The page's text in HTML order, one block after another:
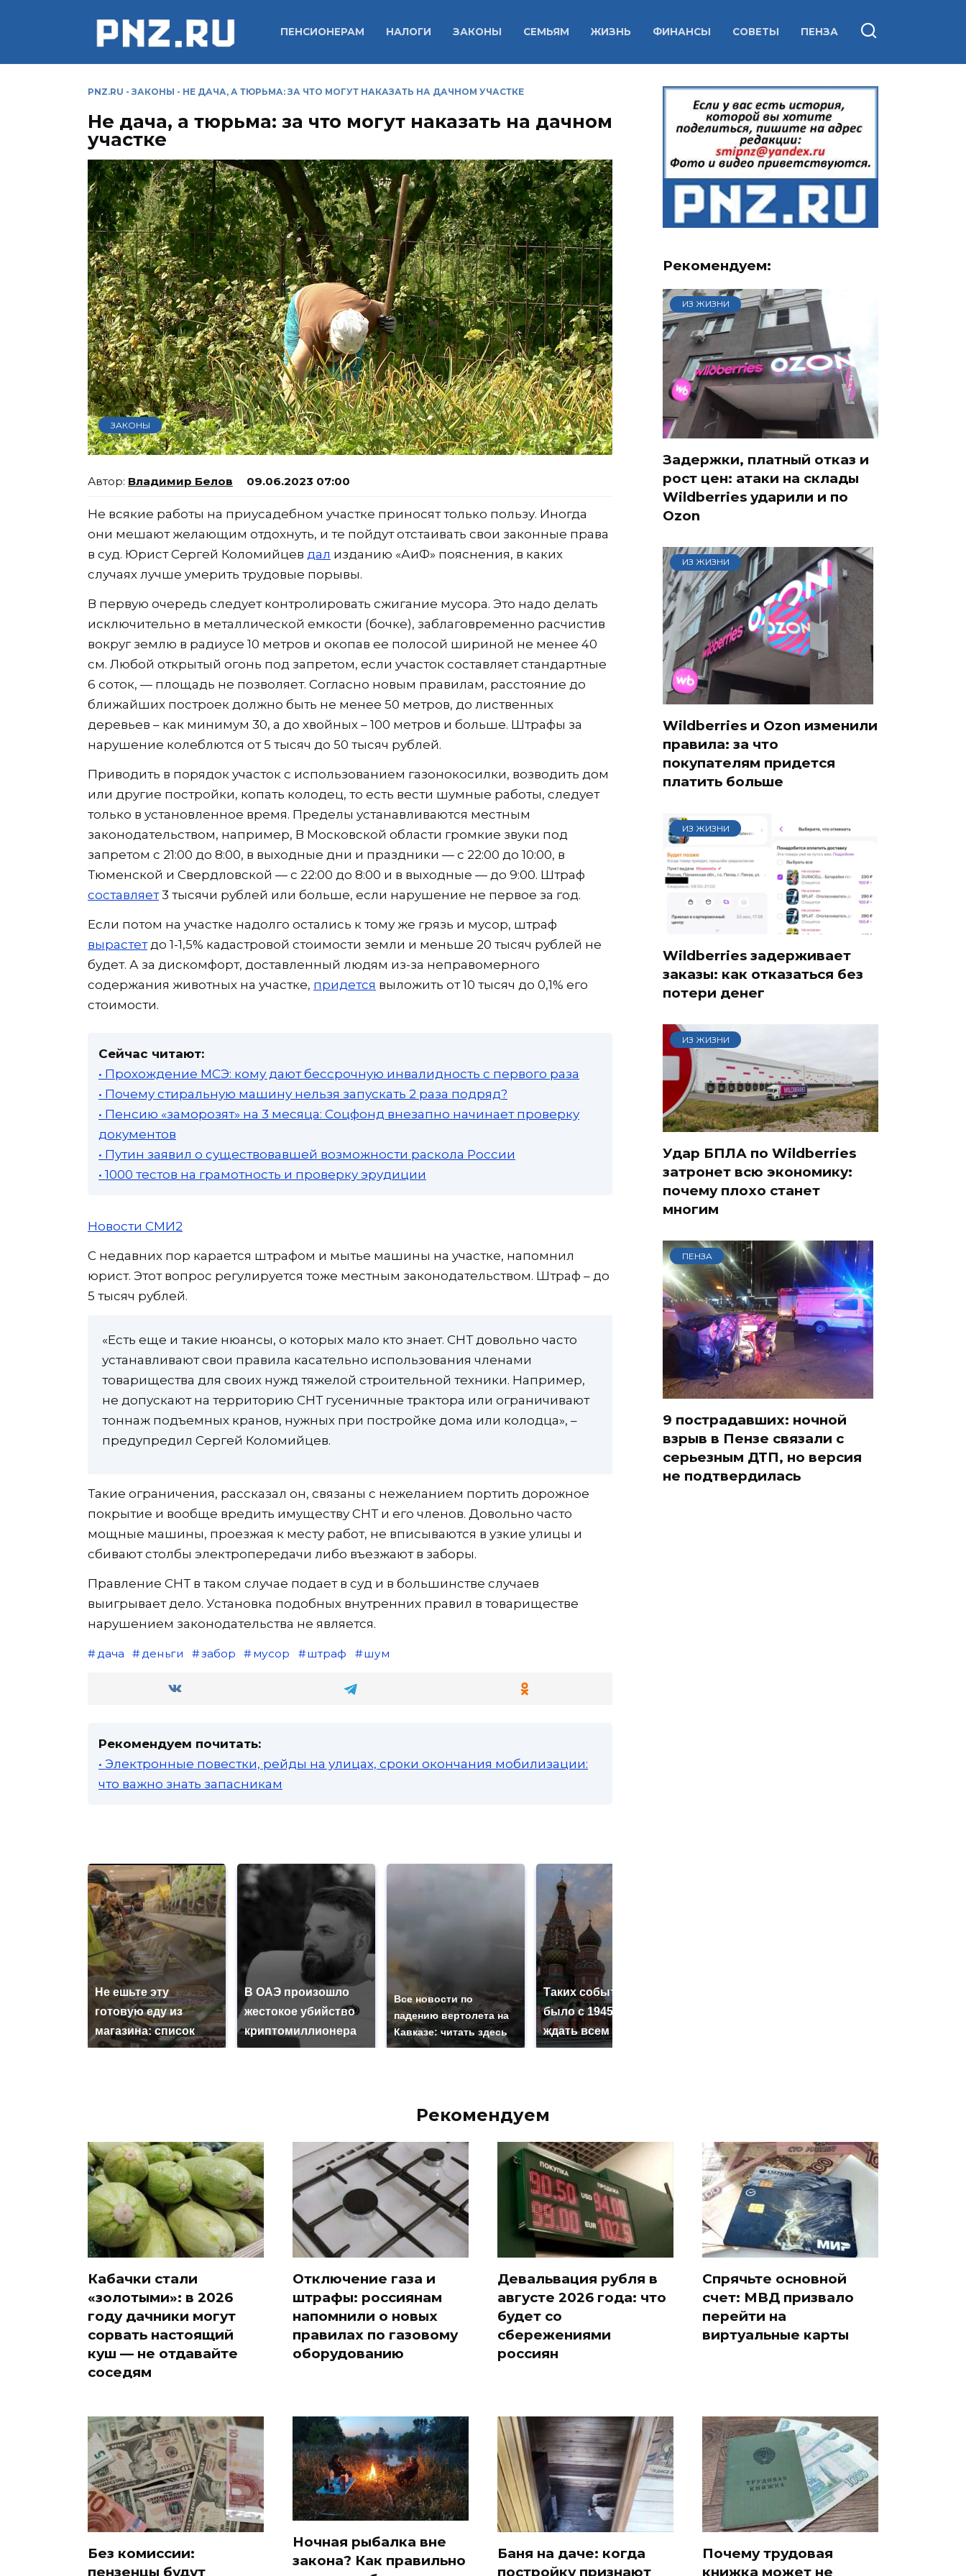
ПЕНСИОНЕРАМ НАЛОГИ ЗАКОНЫ СЕМЬЯМ ЖИЗНЬ ФИНАНСЫ СОВЕТЫ ПЕНЗА
PNZ.RU - ЗАКОНЫ - НЕ ДАЧА, А ТЮРЬМА: ЗА ЧТО МОГУТ НАКАЗАТЬ НА ДАЧНОМ УЧАСТКЕ
Не дача, а тюрьма: за что могут наказать на дачном
участке
ЗАКОНЫ
Владимир Белов 09.06.2023 07:00
Не всякие работы на приусадебном участке приносят только пользу. Иногда
они мешают желающим отдохнуть, и те пойдут отстаивать свои законные права
в суд. Юрист Сергей Коломийцев дал изданию «АиФ» пояснения, в каких
случаях лучше умерить трудовые порывы.
В первую очередь следует контролировать сжигание мусора. Это надо делать
исключительно в металлической емкости (бочке), заблаговременно расчистив
вокруг землю в радиусе 10 метров и окопав ее полосой шириной не менее 40
см. Любой открытый огонь под запретом, если участок составляет стандартные
6 соток, — площадь не позволяет. Согласно новым правилам, расстояние до
ближайших построек должно быть не менее 50 метров, до лиственных
деревьев – как минимум 30, а до хвойных – 100 метров и больше. Штрафы за
нарушение колеблются от 5 тысяч до 50 тысяч рублей.
Приводить в порядок участок с использованием газонокосилки, возводить дом
или другие постройки, копать колодец, то есть вести шумные работы, следует
только в установленное время. Пределы устанавливаются местным
законодательством, например, В Московской области громкие звуки под
запретом с 21:00 до 8:00, в выходные дни и праздники — с 22:00 до 10:00, в
Тюменской и Свердловской — с 22:00 до 8:00 и в выходные — до 9:00. Штраф
составляет3 тысячи рублей или больше, если нарушение не первое за год.
Если потом на участке надолго остались к тому же грязь и мусор, штраф
вырастетдо 1-1,5% кадастровой стоимости земли и меньше 20 тысяч рублей не
будет. А за дискомфорт, доставленный людям из-за неправомерного
содержания животных на участке, придется выложить от 10 тысяч до 0,1% его
стоимости.
Сейчас читают:
• Прохождение МСЭ: кому дают бессрочную инвалидность с первого раза
• Почему стиральную машину нельзя запускать 2 раза подряд?
• Пенсию «заморозят» на 3 месяца: Соцфонд внезапно начинает проверку
документов
• Путин заявил о существовавшей возможности раскола России
• 1000 тестов на грамотность и проверку эрудиции
Новости СМИ2
С недавних пор карается штрафом и мытье машины на участке, напомнил
юрист. Этот вопрос регулируется тоже местным законодательством. Штраф – до
5 тысяч рублей.
«Есть еще и такие нюансы, о которых мало кто знает. СНТ довольно часто
устанавливают свои правила касательно использования членами
товарищества для своих нужд тяжелой строительной техники. Например,
не допускают на территорию СНТ гусеничные трактора или ограничивают
тоннаж подъемных кранов, нужных при постройке дома или колодца», –
предупредил Сергей Коломийцев.
Такие ограничения, рассказал он, связаны с нежеланием портить дорожное
покрытие и вообще вредить имуществу СНТ и его членов. Довольно часто
мощные машины, проезжая к месту работ, не вписываются в узкие улицы и
сбивают столбы электропередачи либо въезжают в заборы.
Правление СНТ в таком случае подает в суд и в большинстве случаев
выигрывает дело. Установка подобных внутренних правил в товариществе
нарушением законодательства не является.
дача деньги забор мусор штраф шум
Рекомендуем почитать:
• Электронные повестки, рейды на улицах, сроки окончания мобилизации:
что важно знать запасникам
Не ешьте эту
готовую еду из
магазина: список
В ОАЭ произошло
жестокое убийство
криптомиллионера
Все новости по
падению вертолета на
Кавказе: читать здесь
Таких событий не
было с 1945: чего
ждать всем нам?
Рекомендуем:
ИЗ ЖИЗНИ
Задержки, платный отказ и
рост цен: атаки на склады
Wildberries ударили и по
Ozon
ИЗ ЖИЗНИ
Wildberries и Ozon изменили
правила: за что
покупателям придется
платить больше
ИЗ ЖИЗНИ
Wildberries задерживает
заказы: как отказаться без
потери денег
ИЗ ЖИЗНИ
Удар БПЛА по Wildberries
затронет всю экономику:
почему плохо станет
многим
ПЕНЗА
9 пострадавших: ночной
взрыв в Пензе связали с
серьезным ДТП, но версия
не подтвердилась
Рекомендуем
Кабачки стали
«золотыми»: в 2026
году дачники могут
сорвать настоящий
куш — не отдавайте
соседям
Отключение газа и
штрафы: россиянам
напомнили о новых
правилах по газовому
оборудованию
Девальвация рубля в
августе 2026 года: что
будет со
сбережениями
россиян
Спрячьте основной
счет: МВД призвало
перейти на
виртуальные карты
Без комиссии:
пензенцы будут
Ночная рыбалка вне
закона? Как правильно
Баня на даче: когда
постройку признают
Почему трудовая
книжка может не